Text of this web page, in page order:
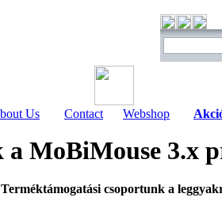
Us Contact Webshop
MoBiMouse 3.x
csoportunk a